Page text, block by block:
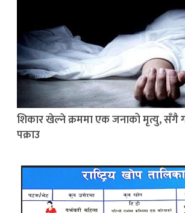
शिकार खेल्ने क्रममा एक जनाको मृत्यु, सँगै
पक्राउ